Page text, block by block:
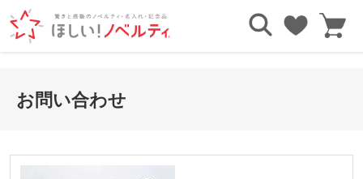
お問い合わせ